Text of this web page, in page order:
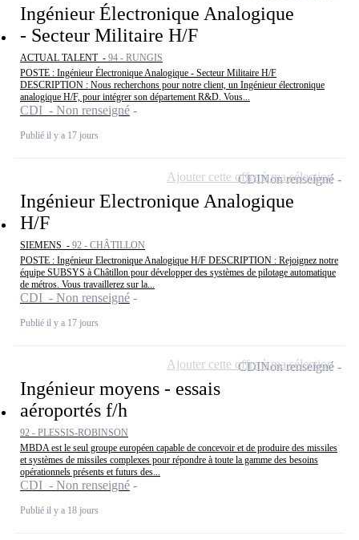
Ingénieur Électronique Analogique
- Secteur Militaire H/F
ACTUAL TALENT - 94 - RUNGIS
POSTE : Ingénieur Électronique Analogique - Secteur Militaire H/F
DESCRIPTION : Nous recherchons pour notre client, un Ingénieur électronique
analogique H/F, pour intégrer son département R&D. Vous...
CDI - Non renseigné
Publié il y a 17 jours
Ingénieur Electronique Analogique
H/F
SIEMENS - 92 - CHÂTILLON
POSTE : Ingénieur Electronique Analogique H/F DESCRIPTION : Rejoignez notre
équipe SUBSYS à Châtillon pour développer des systèmes de pilotage automatique
de métros. Vous travaillerez sur la...
CDI - Non renseigné
Publié il y a 17 jours
CDINon renseigné
Ajouter cette offre à ma sélection
Ingénieur moyens - essais
aéroportés f/h
92 - PLESSIS-ROBINSON
MBDA est le seul groupe européen capable de concevoir et de produire des missiles
et systèmes de missiles complexes pour répondre à toute la gamme des besoins
opérationnels présents et futurs des...
CDI - Non renseigné
Publié il y a 18 jours
CDINon renseigné
Ajouter cette offre à ma sélection